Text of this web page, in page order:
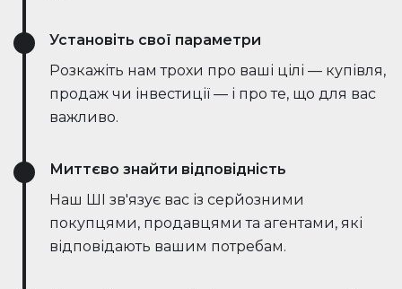
Установіть свої параметри
Розкажіть нам трохи про ваші цілі — купівля,
продаж чи інвестиції — і про те, що для вас
важливо.
Миттєво знайти відповідність
Наш ШІ зв'язує вас із серйозними
покупцями, продавцями та агентами, які
відповідають вашим потребам.